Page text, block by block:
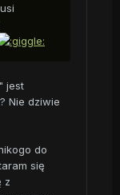
jest
Nie dziwie
do
się
z